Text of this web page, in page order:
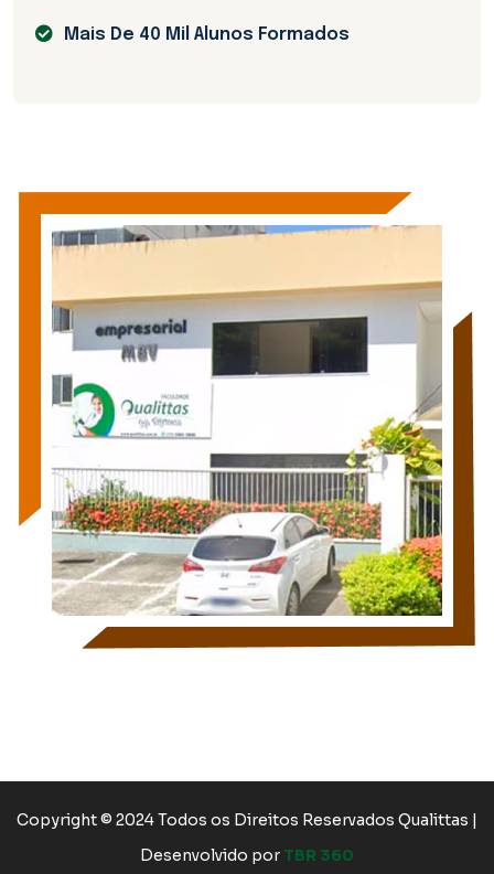
Mais De 40 Mil Alunos Formados
Copyright © 2024 Todos os Direitos Reservados Qualittas |
Desenvolvido por TBR 360